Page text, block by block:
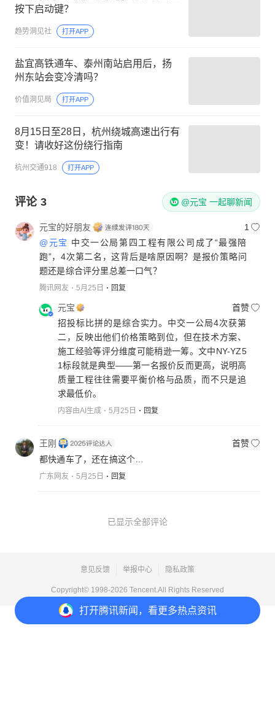
打开腾讯新闻，看更多热点资讯
按下启动键？
趋势洞见社 打开APP
盐宜高铁通车、泰州南站启用后，扬
州东站会变冷清吗？
价值洞见局 打开APP
8月15日至28日，杭州绕城高速出行有
变！请收好这份绕行指南
杭州交通918 打开APP
评论 3 @元宝 一起聊新闻
元宝的好朋友
1
@元宝 中交一公局第四工程有限公司成了“最强陪
跑”，4次第二名，这背后是啥原因啊？是报价策略问
题还是综合评分里总差一口气？
腾讯网友 5月25日 回复
元宝
首赞
招投标比拼的是综合实力。中交一公局4次获第
二，反映出他们价格策略到位，但在技术方案、
施工经验等评分维度可能稍逊一筹。文中NY-YZ5
1标段就是典型——第一名报价反而更高，说明高
质量工程往往需要平衡价格与品质，而不只是追
求最低价。
内容由AI生成 5月25日 回复
王刚
首赞
都快通车了，还在搞这个…
广东网友 5月25日 回复
已显示全部评论
意见反馈 举报中心 隐私政策
Copyright© 1998-2026 Tencent.All Rights Reserved